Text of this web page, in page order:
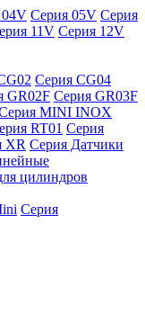
Серия 05V Серия
11V Серия 12V
Серия CG04
GR02F Серия GR03F
MINI INOX
RT01 Серия
XR Серия Датчики
цилиндров
Серия